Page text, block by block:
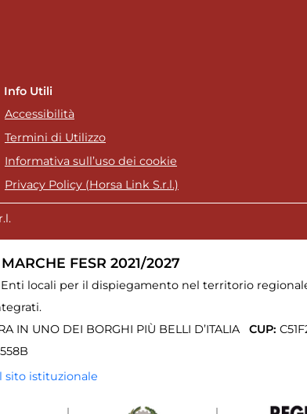
Info Utili
Accessibilità
Termini di Utilizzo
Informativa sull’uso dei cookie
Privacy Policy (Horsa Link S.r.l.)
FESR 2021/2027
a Enti locali per il dispiegamento nel territorio
IN UNO DEI BORGHI PIÙ BELLI D’ITALIA CUP:
sito istituzionale